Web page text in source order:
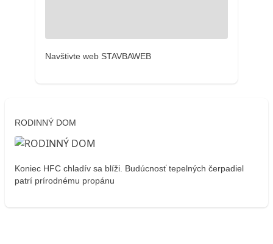
Navštivte web STAVBAWEB
RODINNÝ DOM
Koniec HFC chladív sa blíži. Budúcnosť tepelných čerpadiel
patrí prírodnému propánu